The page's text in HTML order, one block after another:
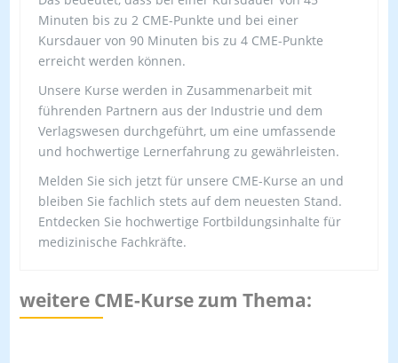
Minuten bis zu 2 CME-Punkte und bei einer
Kursdauer von 90 Minuten bis zu 4 CME-Punkte
erreicht werden können.
Unsere Kurse werden in Zusammenarbeit mit
führenden Partnern aus der Industrie und dem
Verlagswesen durchgeführt, um eine umfassende
und hochwertige Lernerfahrung zu gewährleisten.
Melden Sie sich jetzt für unsere CME-Kurse an und
bleiben Sie fachlich stets auf dem neuesten Stand.
Entdecken Sie hochwertige Fortbildungsinhalte für
medizinische Fachkräfte.
weitere CME-Kurse zum Thema: